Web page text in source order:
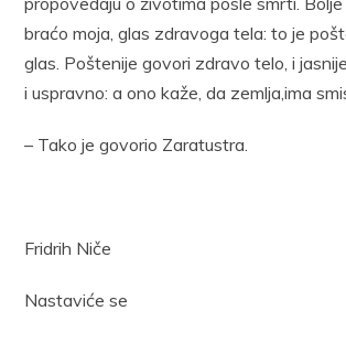
braćo moja, glas zdravoga tela: to je
glas. Poštenije govori zdravo telo, i
i uspravno: a ono kaže, da zemlja,ima
– Tako je govorio Zaratustra.
Fridrih Niče
Nastaviće se